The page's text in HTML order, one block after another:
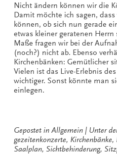
Nicht ändern können wir die
Damit möchte ich sagen,
können, ob sich nun gerade
etwas kleiner geratenen
Maße fragen wir bei der
(noch?) nicht ab. Ebenso
Kirchenbänken: Gemütlicher
Vielen ist das Live-Erlebnis
wichtiger. Sonst könnte man
einlegen.
Gepostet in Allgemein
Unter
gezeitenkonzerte, Kirchenbänke,
Saalplan, Sichtbehinderung,